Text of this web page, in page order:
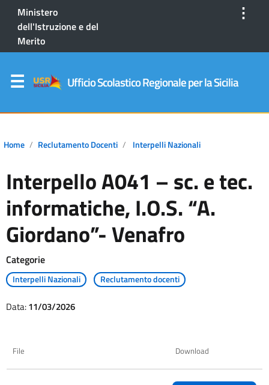
Ministero
dell'Istruzione e del
Merito
⋮
Ufficio Scolastico Regionale per la Sicilia
Home Reclutamento Docenti Interpelli Nazionali
Interpello A041 – sc. e tec.
informatiche, I.O.S. “A.
Giordano”- Venafro
Categorie
Interpelli Nazionali Reclutamento docenti
Data:11/03/2026
File Download